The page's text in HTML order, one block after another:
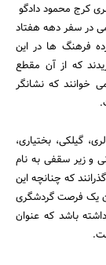
کرج محمود دادگو
در سفر دهه هفتاد
فرهنگ ها در این
که از آن مقطع
خوانند که نشانگر
گیلکی، بختیاری،
و زیر سقفی به نام
که چنانچه این
یک فرصت گردشگری
باشد که عنوان